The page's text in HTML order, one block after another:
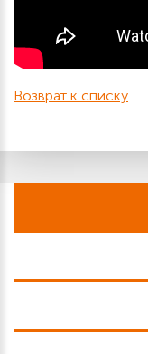
Возврат к списку